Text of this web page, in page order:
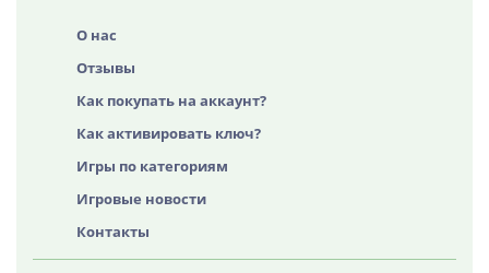
О нас
Отзывы
Как покупать на аккаунт?
Как активировать ключ?
Игры по категориям
Игровые новости
Контакты